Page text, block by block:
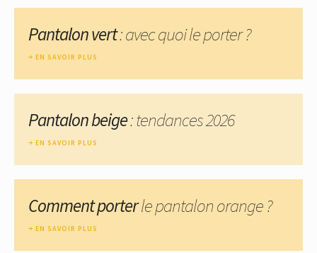
Pantalon vert: avec quoi le porter ?
EN SAVOIR PLUS
Pantalon beige: tendances 2026
EN SAVOIR PLUS
Comment porterle pantalon orange ?
EN SAVOIR PLUS